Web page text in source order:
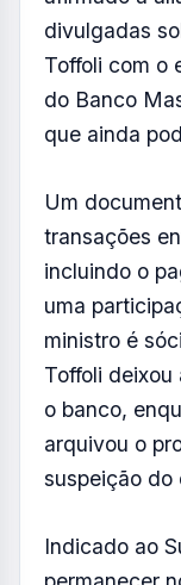
o banco,
arquivou o
suspeição do
permanecer
completa 75
compulsória.
defende que
ministro
Supremo
centro de
Outro ponto
citado no